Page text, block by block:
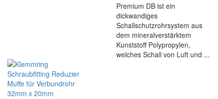
Premium DB ist ein
dickwandiges
Schallschutzrohrsystem aus
dem mineralverstärktem
Kunststoff Polypropylen,
welches Schall von Luft und ...